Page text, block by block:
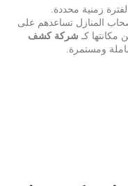
زمنية محددة.
المنازل تساعدهم على
مكانتها كـ شركة كشف
ومستمرة.
وتشمل تغطيتها: